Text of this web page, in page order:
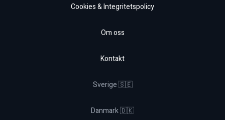
Cookies & Integritetspolicy
Om oss
Kontakt
Sverige 🇸🇪
Danmark 🇩🇰